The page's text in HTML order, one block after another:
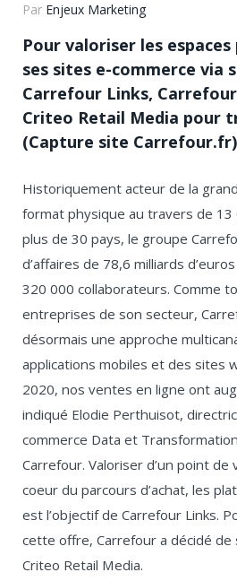
Par Enjeux Marketing
Pour valoriser les
ses sites e-commerce via
Carrefour Links, Carrefour
Criteo Retail Media pour
(Capture site Carrefour.fr)
Historiquement acteur de la
format physique au travers de 13
plus de 30 pays, le groupe
d’affaires de 78,6 milliards
320 000 collaborateurs. Comme
entreprises de son secteur,
désormais une approche
applications mobiles et des sites
2020, nos ventes en ligne ont
indiqué Elodie Perthuisot,
commerce Data et
Carrefour. Valoriser d’un point de
coeur du parcours d’achat, les
est l’objectif de Carrefour Links.
cette offre, Carrefour a décidé de
Criteo Retail Media.